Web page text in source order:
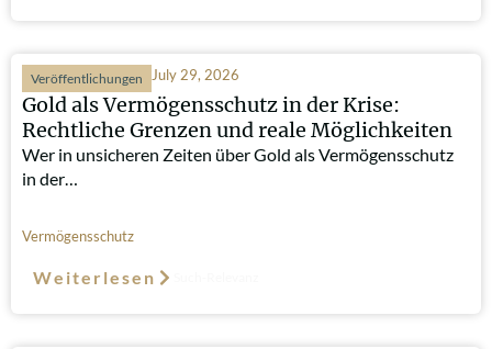
Veröffentlichungen July 29, 2026
Gold als Vermögensschutz in der Krise:
Rechtliche Grenzen und reale Möglichkeiten
Wer in unsicheren Zeiten über Gold als Vermögensschutz
in der…
Vermögensschutz
Weiterlesen